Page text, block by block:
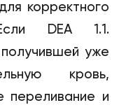
корректного
DEA 1.1.
уже
кровь,
переливание и